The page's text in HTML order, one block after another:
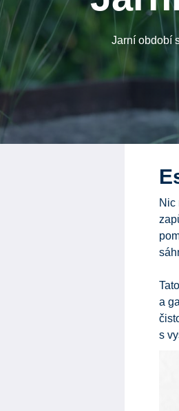
Jarní období
Nic
a
s